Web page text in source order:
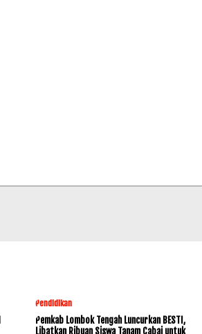
Pendidikan
Pemkab Lombok Tengah Luncurkan BESTI,
Libatkan Ribuan Siswa Tanam Cabai untuk